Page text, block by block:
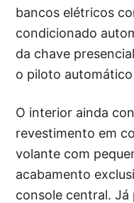
bancos elétricos
condicionado
da chave
o piloto
O interior ainda
revestimento em
volante com
acabamento
console central.